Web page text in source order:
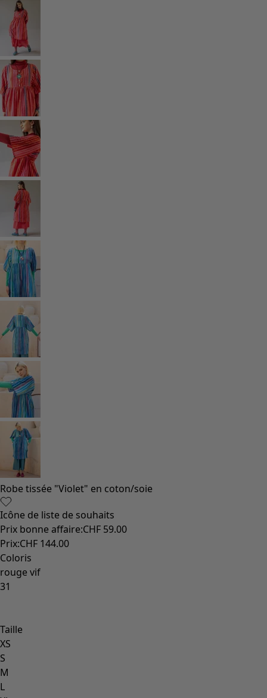
Robe tissée "Violet" en coton/soie
Icône de liste de souhaits
Prix bonne affaire:CHF 59.00
Prix:CHF 144.00
Coloris
rouge vif
31
Taille
XS
S
M
L